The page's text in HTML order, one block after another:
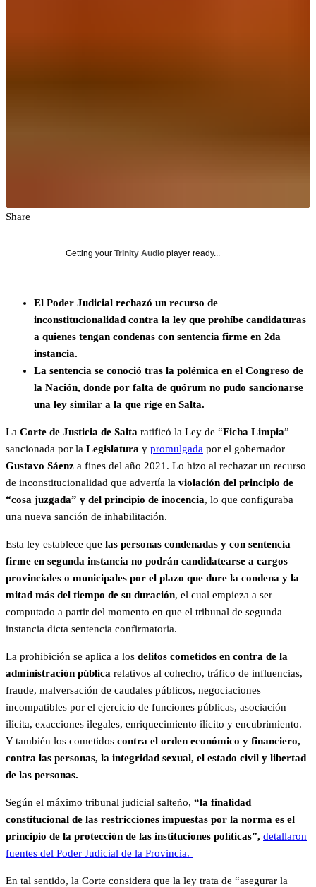
Share
Getting your Trinity Audio player ready...
El Poder Judicial rechazó un recurso de
inconstitucionalidad contra la ley que prohíbe candidaturas
a quienes tengan condenas con sentencia firme en 2da
instancia.
La sentencia se conoció tras la polémica en el Congreso de
la Nación, donde por falta de quórum no pudo sancionarse
una ley similar a la que rige en Salta.
La Corte de Justicia de Salta ratificó la Ley de “Ficha Limpia”
sancionada por la Legislatura y promulgada por el gobernador
Gustavo Sáenz a fines del año 2021. Lo hizo al rechazar un recurso
de inconstitucionalidad que advertía la violación del principio de
“cosa juzgada” y del principio de inocencia, lo que configuraba
una nueva sanción de inhabilitación.
Esta ley establece que las personas condenadas y con sentencia
firme en segunda instancia no podrán candidatearse a cargos
provinciales o municipales por el plazo que dure la condena y la
mitad más del tiempo de su duración, el cual empieza a ser
computado a partir del momento en que el tribunal de segunda
instancia dicta sentencia confirmatoria.
La prohibición se aplica a los delitos cometidos en contra de la
administración pública relativos al cohecho, tráfico de influencias,
fraude, malversación de caudales públicos, negociaciones
incompatibles por el ejercicio de funciones públicas, asociación
ilícita, exacciones ilegales, enriquecimiento ilícito y encubrimiento.
Y también los cometidos contra el orden económico y financiero,
contra las personas, la integridad sexual, el estado civil y libertad
de las personas.
Según el máximo tribunal judicial salteño, “la finalidad
constitucional de las restricciones impuestas por la norma es el
principio de la protección de las instituciones políticas”, detallaron
fuentes del Poder Judicial de la Provincia.
En tal sentido, la Corte considera que la ley trata de “asegurar la